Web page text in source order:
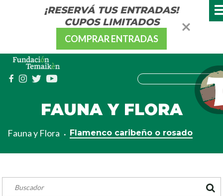
¡RESERVÁ TUS ENTRADAS!
CUPOS LIMITADOS
COMPRAR ENTRADAS
FAUNA Y FLORA
Fauna y Flora Flamenco caribeño o rosado